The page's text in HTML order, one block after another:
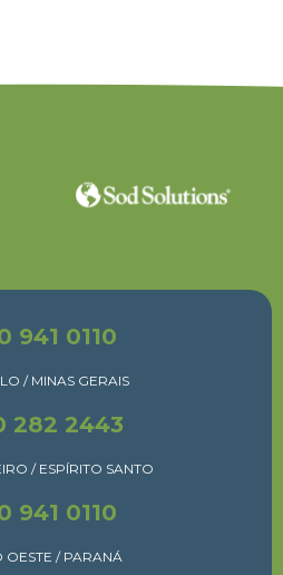
941 0110
/ MINAS GERAIS
282 2443
/ ESPÍRITO SANTO
941 0110
OESTE / PARANÁ